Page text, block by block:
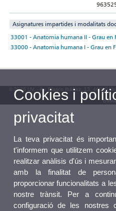
Asignatures impartides i modalitats
33001 - Anatomia humana II - Grau en
33000 - Anatomia humana I - Grau en
© 2026 UV. - Av. Blasco Ibáñez, 13. 46010
Cookies i
privacitat
La teva privacitat és
t'informem que utilitzem
realitzar anàlisis d'ús i
amb la finalitat de
proporcionar funcionalitats a
nostre trànsit. Per a
configuració de les nostres